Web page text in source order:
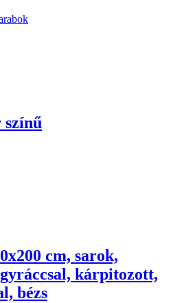
színű
cm, sarok,
kárpitozott,
bézs